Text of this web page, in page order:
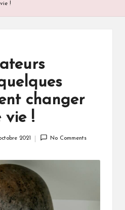
!
changer
vie !
2021 No Comments